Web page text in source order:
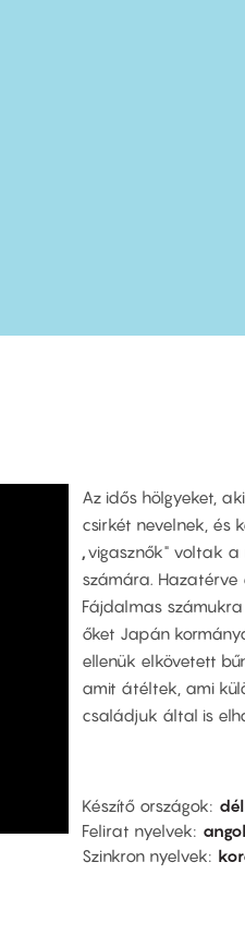
Az idős hölgyeket,
csirkét nevelnek, és
„vigasznők" voltak
számára. Hazatérve
Fájdalmas
őket Japán
ellenük elkövetett
amit átéltek, ami
családjuk által is
Készítő országok
Felirat nyelvek
angol
Szinkron nyelvek